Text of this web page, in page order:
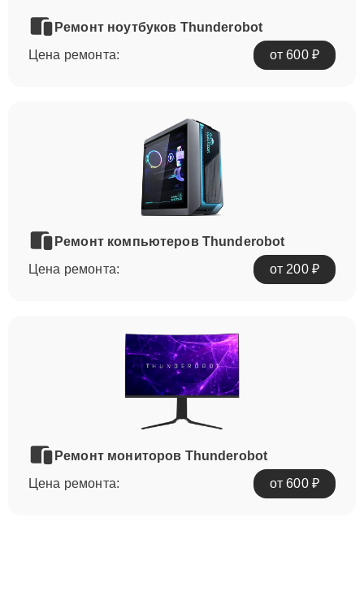
Ремонт ноутбуков Thunderobot
Цена ремонта:
от 600 ₽
Ремонт компьютеров Thunderobot
Цена ремонта:
от 200 ₽
Ремонт мониторов Thunderobot
Цена ремонта:
от 600 ₽